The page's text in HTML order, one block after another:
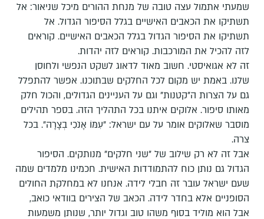
שמעתי אתמול עצה טובה של מנחת ההורים מיכל שניאור: אל
תשתיקו את הכאבים האישיים בגלל הסיפור הגדול. אל
תשתיקו את הסיפור הגדול בגלל הכאבים האישיים. קוראים
לזה להכיל את המורכבות. קוראים לזה יהדות.
זה לא אגואיסטי. חשוב מאוד לדאוג לשקט הנפשי ולחוסן
שלנו. באמת יש מקום לכל החלקים שבתוכנו. אפשר להתפלל
גם על הצרות ה"קטנות" וגם על העניינים הגדולים, והכול חלק
מאותו סיפור. אלוקים איתנו בכל התהליך הזה. בספר תהילים
מוסבר שאלוקים אומר על עם ישראל: "עִמּוֹ אָנֹכִי בְצָרָה". בכל
צרה.
אבל זה לא רק שילוב של "שני חלקים" מנותקים. הסיפור
הגדול גם נותן כוח להתמודדות האישית. חכמינו מלמדים שמה
שעם ישראל עובר זה חבלי לידה. אנחנו לא במחלקת החולים
הסופניים אלא בחדר לידה. הכאב של הצירים בוודאי כואב,
אבל הוא מוליד בסוף משהו טוב וגדול יותר, שנותן משמעות